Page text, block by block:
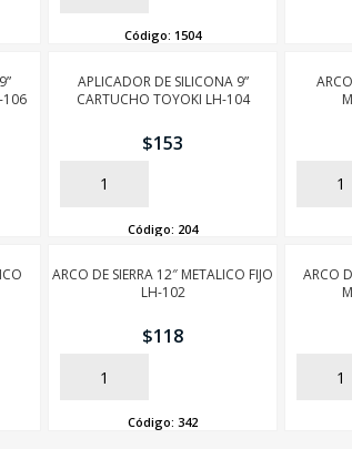
Código:1504
106
APLICADOR DE SILICONA 9”
CARTUCHO TOYOKI LH-104
$153
AÑADIR
Código: 204
AÑADIR
ARCO DE SIERRA 12″ METALICO FIJO
LH-102
$118
AÑADIR
Código:342
ARCO
AÑADIR